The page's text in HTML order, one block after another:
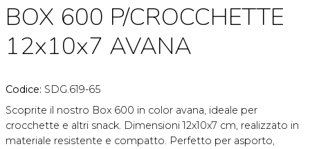
BOX 600 P/CROCCHETTE
12x10x7 AVANA
Codice: SDG.619-65
Scoprite il nostro Box 600 in color avana, ideale per
crocchette e altri snack. Dimensioni 12x10x7 cm, realizzato in
materiale resistente e compatto. Perfetto per asporto,